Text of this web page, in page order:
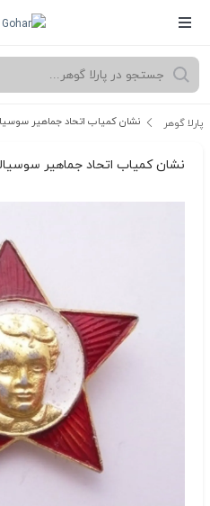
پارلا گوهر نشان کمیاب اتحاد جماهیر
نشان کمیاب اتحاد جماهیر